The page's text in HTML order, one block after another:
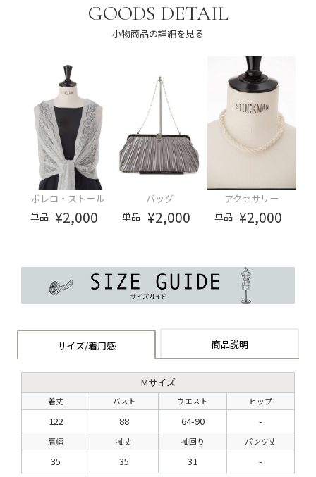
GOODS DETAIL
小物商品の詳細を見る
ボレロ・ストール
単品 ¥2,000
バッグ
単品 ¥2,000
アクセサリー
単品 ¥2,000
サイズ/着用感 商品説明
Mサイズ
着丈 バスト ウエスト ヒップ
122 88 64-90 -
肩幅 袖丈 袖回り パンツ丈
35 35 31 -